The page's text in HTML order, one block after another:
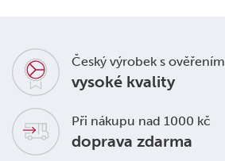
Český výrobek s ověřením
vysoké kvality
Při nákupu nad 1000 kč
doprava zdarma